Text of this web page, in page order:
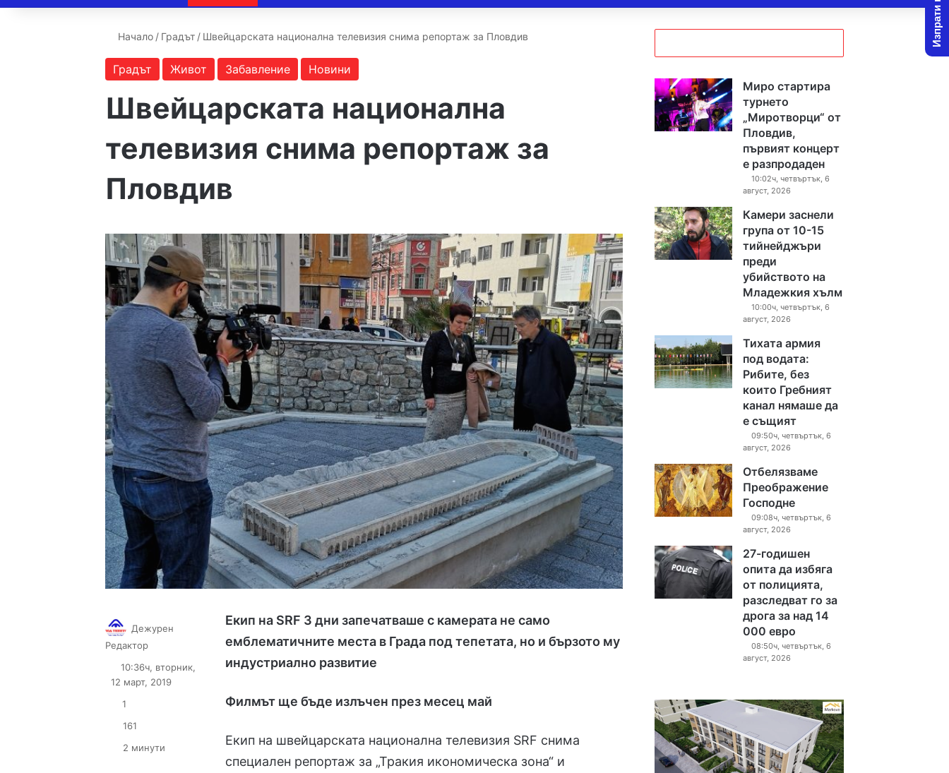
Начало / Градът / Швейцарската национална телевизия снима репортаж за Пловдив
Градът Живот Забавление Новини
Швейцарската национална
телевизия снима репортаж за
Пловдив
Екип на SRF 3 дни запечатваше с камерата не само
емблематичните места в Града под тепетата, но и бързото му
индустриално развитие
Филмът ще бъде излъчен през месец май
Екип на швейцарската национална телевизия SRF снима
специален репортаж за „Тракия икономическа зона“ и
Дежурен
Редактор
X email
10:36ч, вторник,
12 март, 2019
1
161
2 минути
Миро стартира
турнето
„Миротворци“ от
Пловдив,
първият концерт
е разпродаден
10:02ч, четвъртък, 6
август, 2026
Камери заснели
група от 10-15
тийнейджъри
преди
убийството на
Младежкия хълм
10:00ч, четвъртък, 6
август, 2026
Тихата армия
под водата:
Рибите, без
които Гребният
канал нямаше да
е същият
09:50ч, четвъртък, 6
август, 2026
Отбелязваме
Преображение
Господне
09:08ч, четвъртък, 6
август, 2026
27-годишен
опита да избяга
от полицията,
разследват го за
дрога за над 14
000 евро
08:50ч, четвъртък, 6
август, 2026